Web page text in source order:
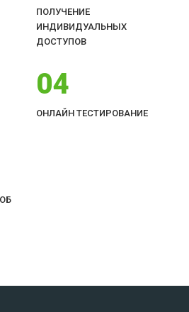
ПОЛУЧЕНИЕ
ИНДИВИДУАЛЬНЫХ
ДОСТУПОВ
04
ОНЛАЙН ТЕСТИРОВАНИЕ